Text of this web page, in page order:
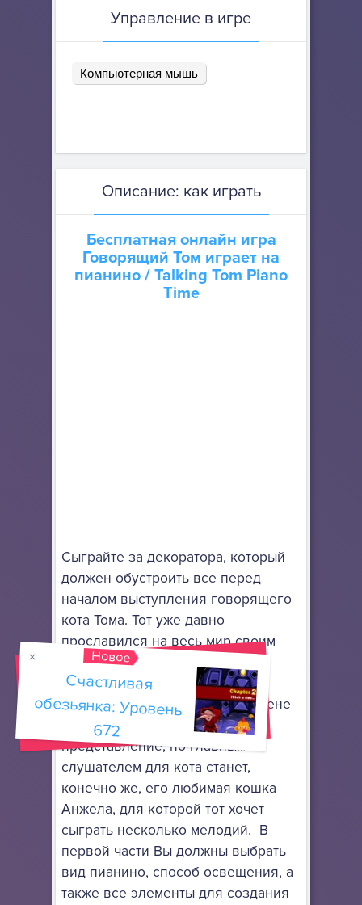
Управление в игре
Компьютерная мышь
Описание: как играть
Бесплатная онлайн игра
Говорящий Том играет на
пианино / Talking Tom Piano
Time
Сыграйте за декоратора, который
должен обустроить все перед
началом выступления говорящего
кота Тома. Тот уже давно
прославился на весь мир своим
умением талантливо исполнять
разные композиции, сидя за
фортепьяно. И вот скоро на сцене
начнется очередное
представление, но главным
слушателем для кота станет,
конечно же, его любимая кошка
Анжела, для которой тот хочет
сыграть несколько мелодий. В
первой части Вы должны выбрать
вид пианино, способ освещения, а
также все элементы для создания
Новое
Счастливая
обезьянка: Уровень
672